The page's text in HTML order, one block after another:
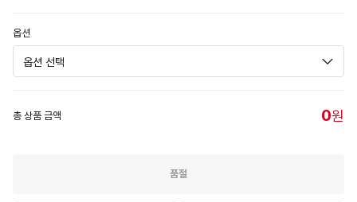
옵션
총 상품 금액 0원
품절